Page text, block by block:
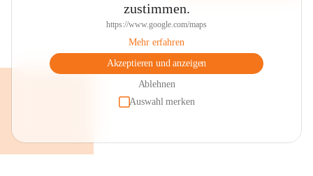
zustimmen.
https://www.google.com/maps
Mehr erfahren
Akzeptieren und anzeigen
Ablehnen
Auswahl merken